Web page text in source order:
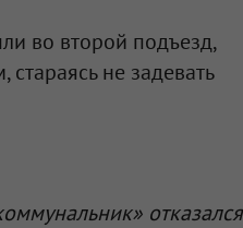
во второй подъезд,
не задевать
отказался